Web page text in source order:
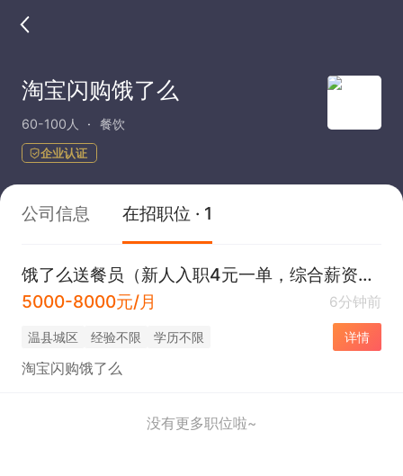
淘宝闪购饿了么
60-100人 餐饮
企业认证
公司信息 在招职位 · 1
饿了么送餐员（新人入职4元一单，综合薪资5K--8K））
5000-8000元/月
6分钟前
温县城区 经验不限 学历不限 详情
淘宝闪购饿了么
没有更多职位啦~